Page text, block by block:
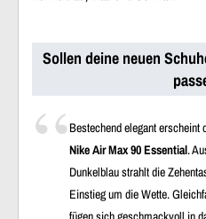
Sollen deine neuen
Bestechend elegant erscheint
Nike Air Max 90 Essential.
Dunkelblau strahlt die
Einstieg um die Wette.